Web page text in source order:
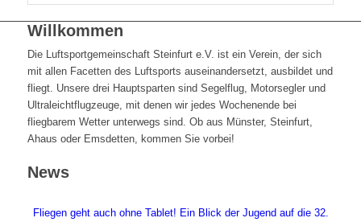
Willkommen
Die Luftsportgemeinschaft Steinfurt e.V. ist ein Verein, der sich
mit allen Facetten des Luftsports auseinandersetzt, ausbildet und
fliegt. Unsere drei Hauptsparten sind Segelflug, Motorsegler und
Ultraleichtflugzeuge, mit denen wir jedes Wochenende bei
fliegbarem Wetter unterwegs sind. Ob aus Münster, Steinfurt,
Ahaus oder Emsdetten, kommen Sie vorbei!
News
Fliegen geht auch ohne Tablet! Ein Blick der Jugend auf die 32.